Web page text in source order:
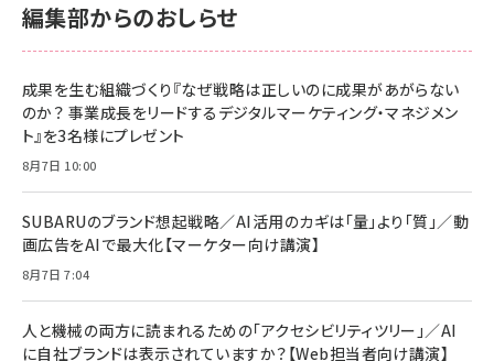
anan(アンアン)2026/06/24号 No.2500増刊
スペシャルエディション[王道エンタメの矜持／
￥1,100
anan(アンアン)2026/07/08号 No.2502[2026
￥880
ママ投資家が育休中に１億貯めた株式投資
組織の成果を最大化する ルールのデザイン
NIMASO ガラスフィルム iPhone 17 用 保護フィ
すい ガイド枠付き いPhone17 (6.3インチ) 対応
2枚セット DSP25F1698
￥1,599
￥6,980
全ワイヤレスイヤホン/アクティブノイズキャンセリ
技術基準適合】ブラック
￥5,990
Amazon eギフトカード - Amazonロゴ - クラ
￥5,000
Anker PowerLine III Flow USB-C & USB-C
Pro/Air 各種対応 (1.8m ミッドナイトブラック)
￥1,890
サッポロ 生ビール 黒ラベル 350ml 缶 24本 ビー
編集部からのおしらせ
成果を生む組織づくり『なぜ戦略は正しいのに成果があがらない
のか？ 事業成長をリードするデジタルマーケティング・マネジメン
ト』を3名様にプレゼント
8月7日 10:00
SUBARUのブランド想起戦略／AI活用のカギは「量」より「質」／動
画広告をAIで最大化【マーケター向け講演】
8月7日 7:04
人と機械の両方に読まれるための「アクセシビリティツリー」／AI
に自社ブランドは表示されていますか？【Web担当者向け講演】